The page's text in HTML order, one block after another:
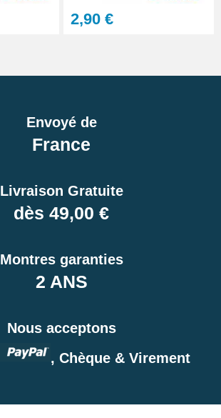
2,90 €
Envoyé de
France
Livraison Gratuite
dès 49,00 €
Montres garanties
2 ANS
Nous acceptons
, Chèque & Virement